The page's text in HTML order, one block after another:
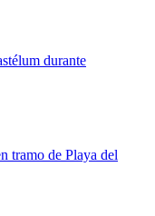
durante
tramo de Playa del